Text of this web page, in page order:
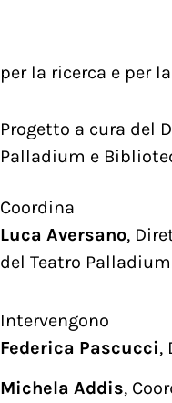
per la ricerca e per
Progetto a cura del
Palladium e
Coordina
Luca Aversano,
del Teatro
Intervengono
Federica Pascucci,
Michela Addis,